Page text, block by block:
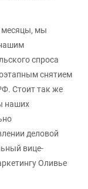
месяцы, мы
спроса
снятием
Стоит так же
наших
деловой
вице-
Оливье